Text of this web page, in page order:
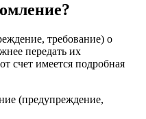
требование) о
передать их
счет имеется подробная
(предупреждение,